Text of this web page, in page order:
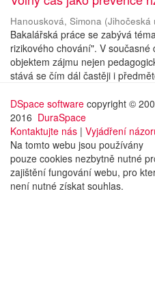
Hanousková, Simona (Jihočeská
Bakalářská práce se zabývá
rizikového chování". V
objektem zájmu nejen
stává se čím dál častěji i
DSpace software copyright ©
2016 DuraSpace
Kontaktujte nás | Vyjádření
Na tomto webu jsou používány
pouze cookies nezbytně nutné
zajištění fungování webu, pro
není nutné získat souhlas.